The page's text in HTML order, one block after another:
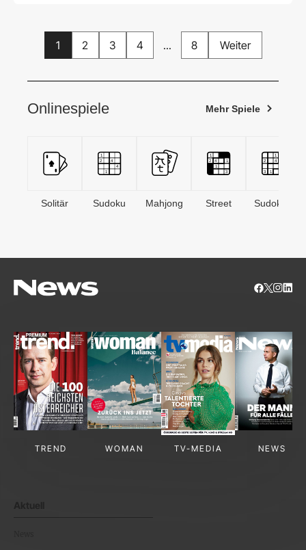
1 2 3 4 ... 8 Weiter
Onlinespiele Mehr Spiele
Solitär Sudoku Mahjong Street Sudoken
TREND WOMAN TV-MEDIA NEWS